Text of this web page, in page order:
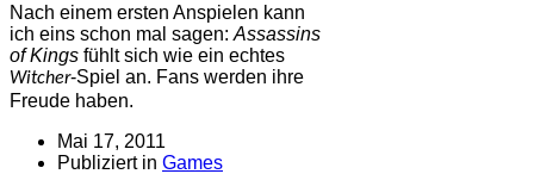
Nach einem ersten Anspielen kann
ich eins schon mal sagen: Assassins
of Kings fühlt sich wie ein echtes
Witcher-Spiel an. Fans werden ihre
Freude haben.
Mai 17, 2011
Publiziert in Games